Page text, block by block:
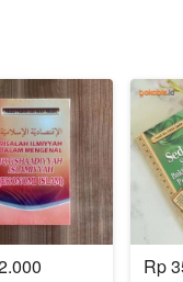
Rp